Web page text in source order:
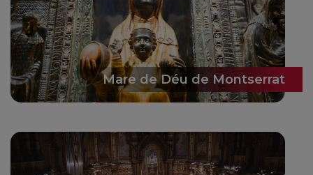
Mare de Déu de Montserrat